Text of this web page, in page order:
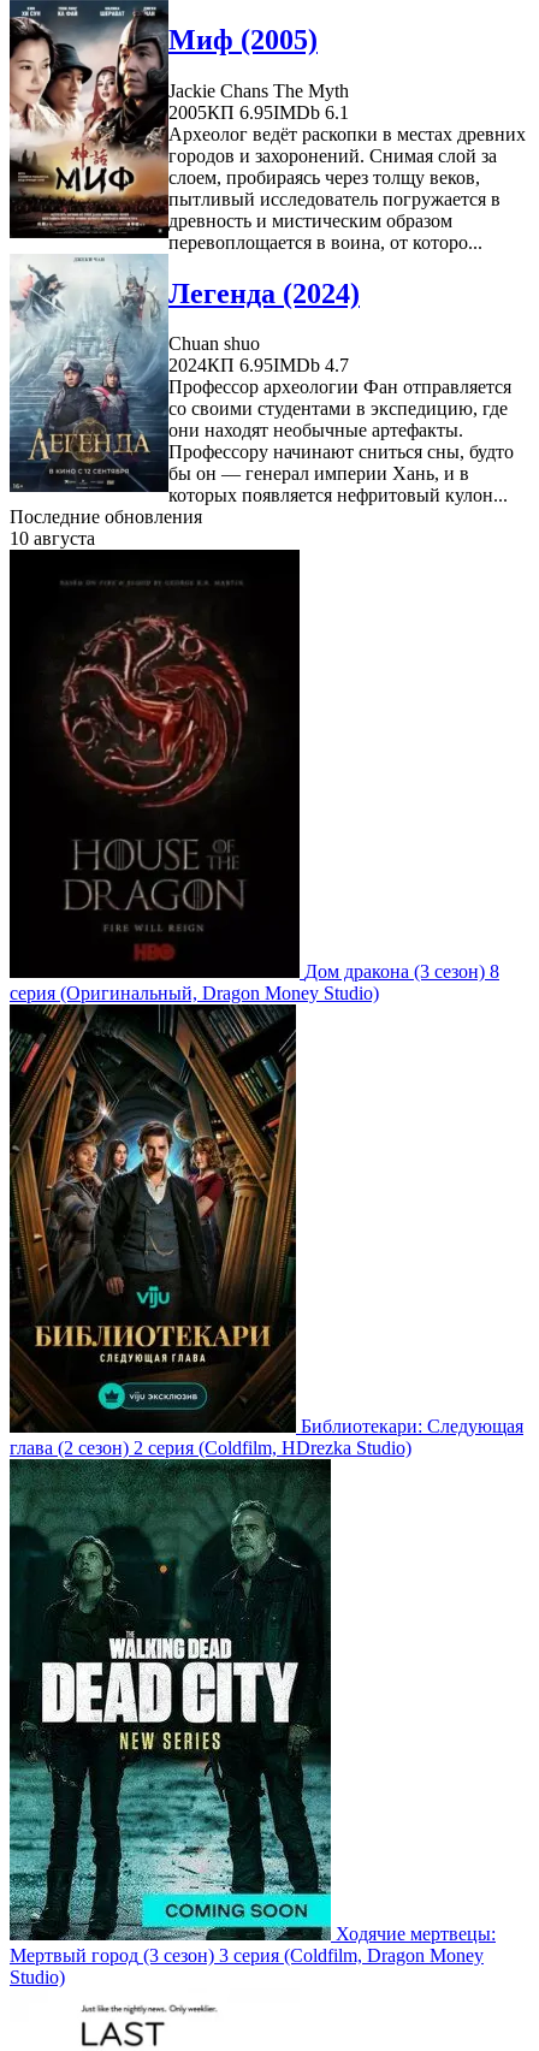
Миф (2005)
Jackie Chans The Myth
2005КП 6.95IMDb 6.1
Археолог ведёт раскопки в местах древних
городов и захоронений. Снимая слой за
слоем, пробираясь через толщу веков,
пытливый исследователь погружается в
древность и мистическим образом
перевоплощается в воина, от которо...
Легенда (2024)
Chuan shuo
2024КП 6.95IMDb 4.7
Профессор археологии Фан отправляется
со своими студентами в экспедицию, где
они находят необычные артефакты.
Профессору начинают сниться сны, будто
бы он — генерал империи Хань, и в
которых появляется нефритовый кулон...
Последние обновления
10 августа
Дом дракона (3 сезон) 8
серия (Оригинальный, Dragon Money Studio)
Библиотекари: Следующая
глава (2 сезон) 2 серия (Coldfilm, HDrezka Studio)
Ходячие мертвецы:
Мертвый город (3 сезон) 3 серия (Coldfilm, Dragon Money
Studio)